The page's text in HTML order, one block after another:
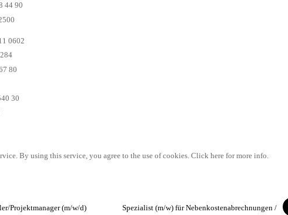
44 90
0602
80
30
By using this service, you agree to the use of cookies. Click here for more info.
Projektmanager (m/w/d)
Spezialist (m/w) für Nebenkostenabrechnungen /